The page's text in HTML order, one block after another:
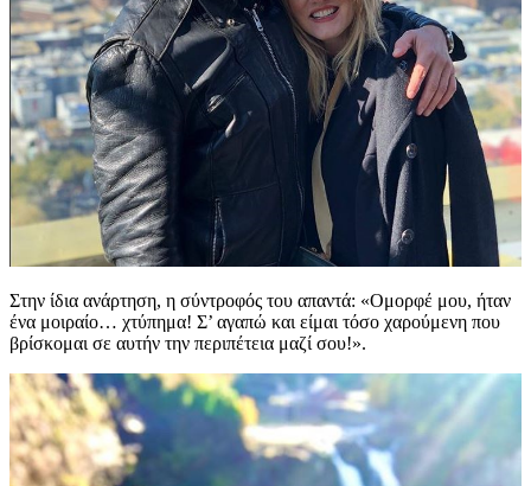
Στην ίδια ανάρτηση, η σύντροφός του απαντά: «Ομορφέ μου, ήταν
ένα μοιραίο… χτύπημα! Σ’ αγαπώ και είμαι τόσο χαρούμενη που
βρίσκομαι σε αυτήν την περιπέτεια μαζί σου!».